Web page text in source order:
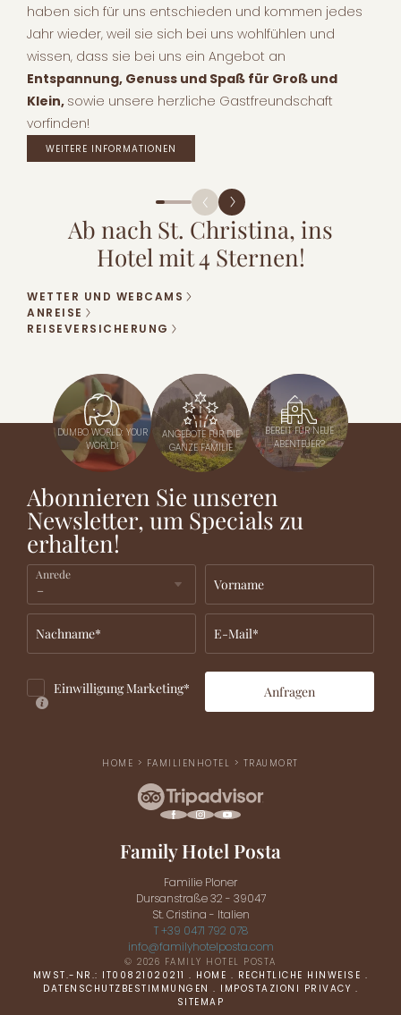
haben sich für uns entschieden und kommen jedes
Jahr wieder, weil sie sich bei uns wohlfühlen und
wissen, dass sie bei uns ein Angebot an
Entspannung, Genuss und Spaß für Groß und
Klein, sowie unsere herzliche Gastfreundschaft
vorfinden!
WEITERE INFORMATIONEN
Ab nach St. Christina, ins
Hotel mit 4 Sternen!
WETTER UND WEBCAMS
ANREISE
REISEVERSICHERUNG
DUMBO WORLD: YOUR
WORLD!
ANGEBOTE FÜR DIE
GANZE FAMILIE
BEREIT FÜR NEUE
ABENTEUER?
Abonnieren Sie unseren
Newsletter, um Specials zu
erhalten!
Anrede
Vorname
Nachname* E-Mail*
Einwilligung Marketing* Anfragen
HOME > FAMILIENHOTEL > TRAUMORT
Family Hotel Posta
Familie Ploner
Dursanstraße 32 - 39047
St. Cristina - Italien
T +39 0471 792 078
info@familyhotelposta.com
© 2026 FAMILY HOTEL POSTA
MWST.-NR.: IT00821020211. HOME . RECHTLICHE HINWEISE .
DATENSCHUTZBESTIMMUNGEN . IMPOSTAZIONI PRIVACY .
SITEMAP